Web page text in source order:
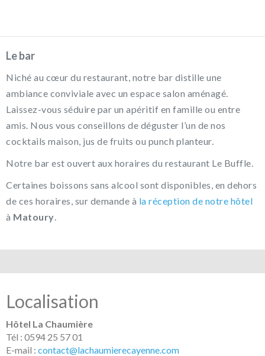
Le bar
Niché au cœur du restaurant, notre bar distille une
ambiance conviviale avec un espace salon aménagé.
Laissez-vous séduire par un apéritif en famille ou entre
amis. Nous vous conseillons de déguster l’un de nos
cocktails maison, jus de fruits ou punch planteur.
Notre bar est ouvert aux horaires du restaurant Le Buffle.
Certaines boissons sans alcool sont disponibles, en dehors
de ces horaires, sur demande à la réception de notre hôtel
à Matoury.
Localisation
Hôtel La Chaumière
Tél : 0594 25 57 01
E-mail : contact@lachaumierecayenne.com